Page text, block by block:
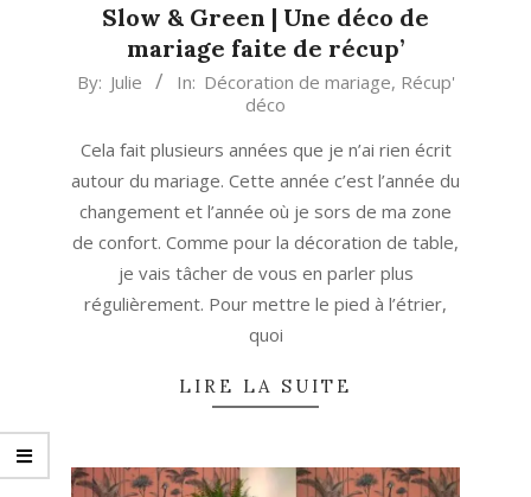
Slow & Green | Une déco de
mariage faite de récup’
2023-
24
By: Julie In: Décoration de mariage, Récup'
déco
Cela fait plusieurs années que je n’ai rien écrit
autour du mariage. Cette année c’est l’année du
changement et l’année où je sors de ma zone
de confort. Comme pour la décoration de table,
je vais tâcher de vous en parler plus
régulièrement. Pour mettre le pied à l’étrier,
quoi
LIRE LA SUITE